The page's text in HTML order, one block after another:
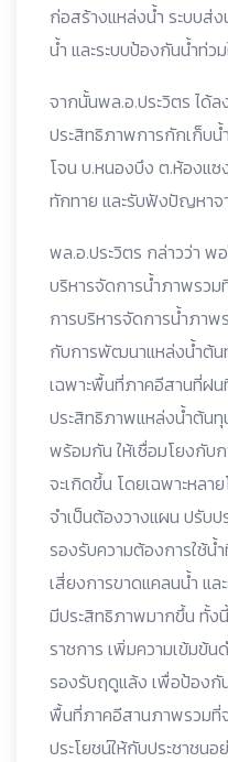
ก่อสร้างแหล่งน้ำ ระบบส่
น้ำ และระบบป้องกันน้ำท่ว
จากนั้นพล.อ.ประวิตร ได้
ประสิทธิภาพการกักเก็บน้
โจน บ.หนองบึง ต.ห้องแซ
ทักทาย และรับฟังปัญหาจ
พล.อ.ประวิตร กล่าวว่า พ
บริหารจัดการน้ำภาพรว
การบริหารจัดการน้ำภาพ
กับการพัฒนาแหล่งน้ำต้น
เฉพาะพื้นที่ภาคอีสานที่ฝ
ประสิทธิภาพแหล่งน้ำต้นทุ
พร้อมกัน ให้เชื่อมโยงกับ
จะเกิดขึ้น โดยเฉพาะหลา
จำเป็นต้องวางแผน ปรับ
รองรับความต้องการใช้น้
เสี่ยงการขาดแคลนน้ำ แล
มีประสิทธิภาพมากขึ้น ทั้ง
ราชการ เพิ่มความเข้มข้น
รองรับฤดูแล้ง เพื่อป้องกั
พื้นที่ภาคอีสานภาพรวมที่
ประโยชน์ให้กับประชาชน